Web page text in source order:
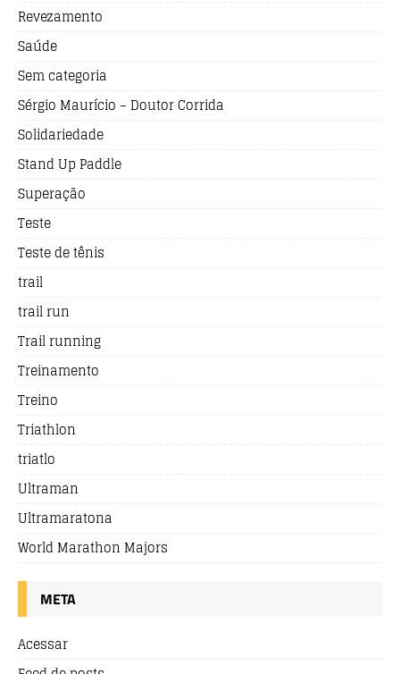
Revezamento
Saúde
Sem categoria
Sérgio Maurício – Doutor Corrida
Solidariedade
Stand Up Paddle
Superação
Teste
Teste de tênis
trail
trail run
Trail running
Treinamento
Treino
Triathlon
triatlo
Ultraman
Ultramaratona
World Marathon Majors
META
Acessar